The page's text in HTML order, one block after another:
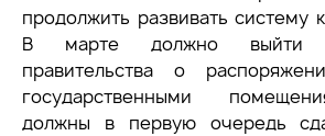
продолжить развивать систему
В марте должно выйти
правительства о
государственными
должны в первую очередь